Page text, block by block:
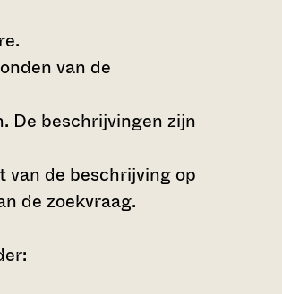
van de
De beschrijvingen zijn
van de beschrijving op
de zoekvraag.